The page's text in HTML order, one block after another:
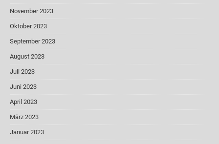
November 2023
Oktober 2023
September 2023
August 2023
Juli 2023
Juni 2023
April 2023
März 2023
Januar 2023